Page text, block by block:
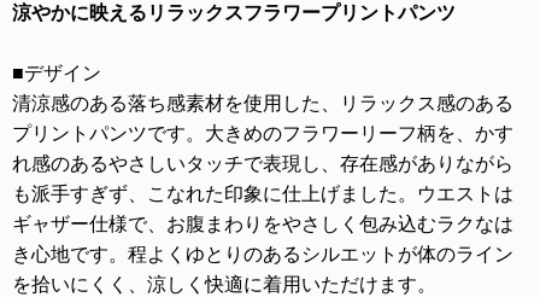
涼やかに映えるリラックスフラワープリントパンツ
■デザイン
清涼感のある落ち感素材を使用した、リラックス感のある
プリントパンツです。大きめのフラワーリーフ柄を、かす
れ感のあるやさしいタッチで表現し、存在感がありながら
も派手すぎず、こなれた印象に仕上げました。ウエストは
ギャザー仕様で、お腹まわりをやさしく包み込むラクなは
き心地です。程よくゆとりのあるシルエットが体のライン
を拾いにくく、涼しく快適に着用いただけます。